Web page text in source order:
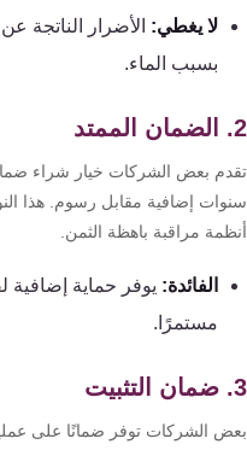
لا يغطي: الأضرار الناتجة عن
بسبب الماء.
بعض الشركات خيار شراء ضمان
إضافية مقابل رسوم. هذا
مراقبة باهظة الثمن.
الفائدة:يوفر حماية إضافية
مستمرًا.
الشركات توفر ضمانًا على عملية
إنذار
السرقة
أنظمة
إنذار
الحريق
كنترول